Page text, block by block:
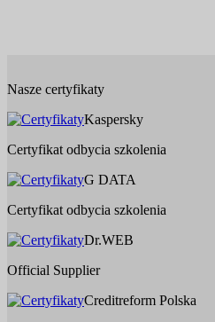
Nasze certyfikaty
Kaspersky
Certyfikat odbycia szkolenia
G DATA
Certyfikat odbycia szkolenia
Dr.WEB
Official Supplier
Creditreform Polska